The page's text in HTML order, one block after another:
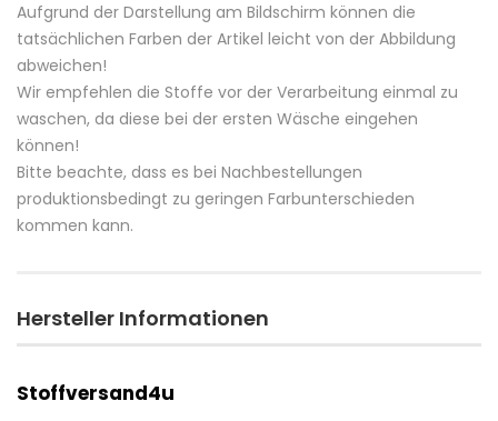
Aufgrund der Darstellung am Bildschirm können die
tatsächlichen Farben der Artikel leicht von der Abbildung
abweichen!
Wir empfehlen die Stoffe vor der Verarbeitung einmal zu
waschen, da diese bei der ersten Wäsche eingehen
können!
Bitte beachte, dass es bei Nachbestellungen
produktionsbedingt zu geringen Farbunterschieden
kommen kann.
Hersteller Informationen
Stoffversand4u